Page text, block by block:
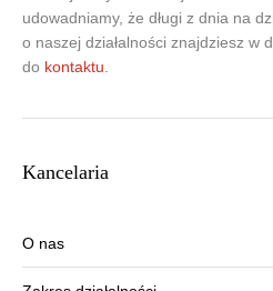
udowadniamy, że długi z dnia na
o naszej działalności znajdziesz w
do kontaktu
Kancelaria
O nas